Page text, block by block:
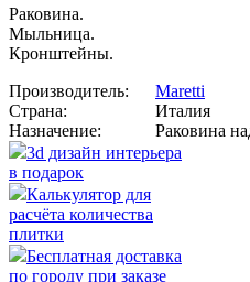
Раковина.
Мыльница.
Кронштейны.
Производитель:
Maretti
Страна:
Италия
Назначение:
Раковина
3d дизайн интерьера
в подарок
Калькулятор для
расчёта количества
плитки
Бесплатная доставка
по городу при заказе